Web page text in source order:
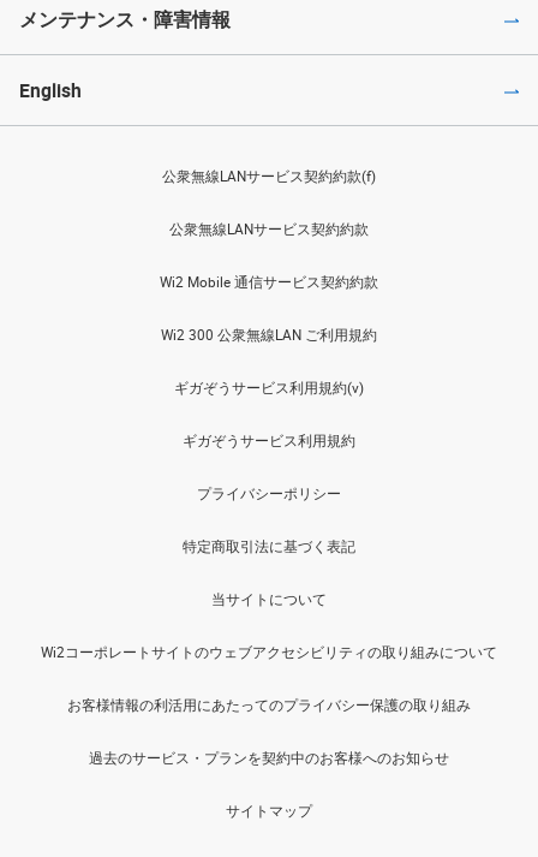
メンテナンス・障害情報
English
公衆無線LANサービス契約約款(f)
公衆無線LANサービス契約約款
Wi2 Mobile 通信サービス契約約款
Wi2 300 公衆無線LAN ご利用規約
ギガぞうサービス利用規約(v)
ギガぞうサービス利用規約
プライバシーポリシー
特定商取引法に基づく表記
当サイトについて
Wi2コーポレートサイトのウェブアクセシビリティの取り組みについて
お客様情報の利活用にあたってのプライバシー保護の取り組み
過去のサービス・プランを契約中のお客様へのお知らせ
サイトマップ